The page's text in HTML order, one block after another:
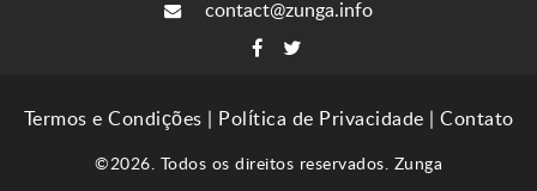
contact@zunga.info
Termos e Condições Política de Privacidade Contato
©2026. Todos os direitos reservados. Zunga